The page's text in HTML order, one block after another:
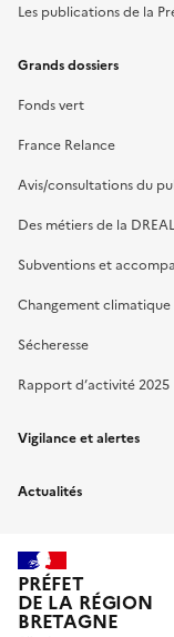
Les publications de la
Grands dossiers
Fonds vert
France Relance
Avis/consultations du
Des métiers de la DREAL
Subventions et
Changement climatique
Sécheresse
Rapport d’activité 2025
Vigilance et alertes
Actualités
PRÉFET
DE LA RÉGION
BRETAGNE